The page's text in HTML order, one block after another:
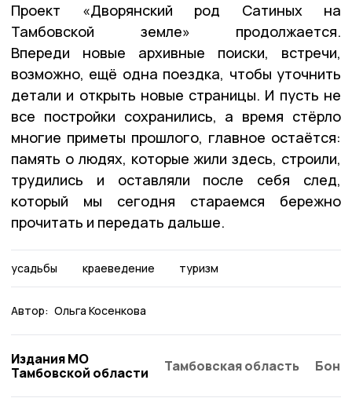
Проект «Дворянский род Сатиных на
Тамбовской земле» продолжается.
Впереди новые архивные поиски, встречи,
возможно, ещё одна поездка, чтобы уточнить
детали и открыть новые страницы. И пусть не
все постройки сохранились, а время стёрло
многие приметы прошлого, главное остаётся:
память о людях, которые жили здесь, строили,
трудились и оставляли после себя след,
который мы сегодня стараемся бережно
прочитать и передать дальше.
усадьбы краеведение туризм
Автор: Ольга Косенкова
Издания МО
Тамбовской области
Тамбовская область